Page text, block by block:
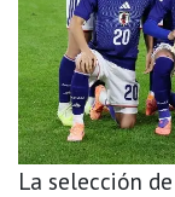
La selección de